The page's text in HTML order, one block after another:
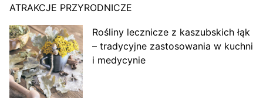
ATRAKCJE PRZYRODNICZE
Rośliny lecznicze z kaszubskich łąk
– tradycyjne zastosowania w kuchni
i medycynie